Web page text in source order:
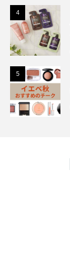
4
5